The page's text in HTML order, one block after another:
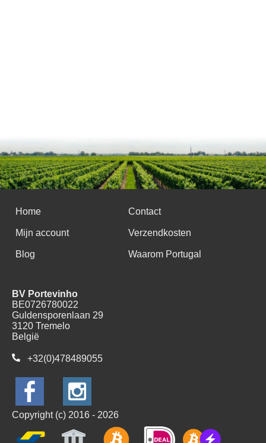
Home Contact
Mijn account Verzendkosten
Blog Waarom Portugal
BV Portevinho
BE0726780022
Guldensporenlaan 29
3120 Tremelo
België
+32(0)478489055
Copyright (c) 2016 - 2026